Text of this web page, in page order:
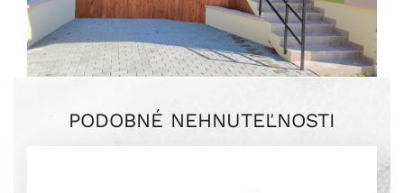
PODOBNÉ NEHNUTEĽNOSTI